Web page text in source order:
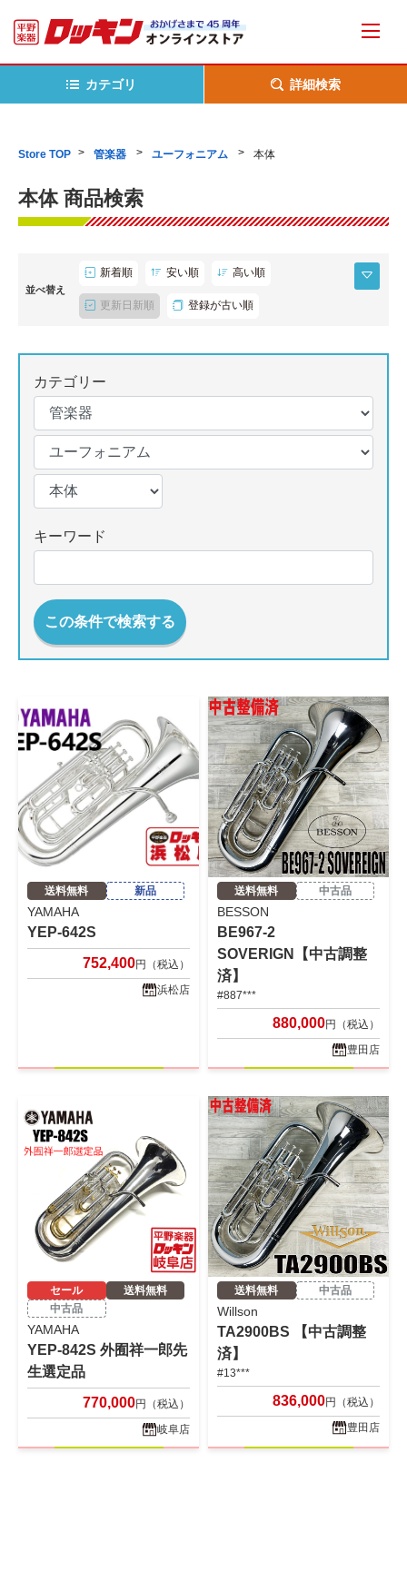
カテゴリ 詳細検索
Store TOP 管楽器 ユーフォニアム 本体
本体 商品検索
並べ替え
新着順 安い順 高い順
更新日新順 登録が古い順
カテゴリー
キーワード
この条件で検索する
送料無料 新品
YAMAHA
YEP-642S
752,400円（税込）
浜松店
送料無料 中古品
BESSON
BE967-2
SOVERIGN【中古調整
済】
#887***
880,000円（税込）
豊田店
セール
送料無料
中古品
YAMAHA
YEP-842S 外囿祥一郎先
生選定品
770,000円（税込）
岐阜店
送料無料 中古品
Willson
TA2900BS 【中古調整
済】
#13***
836,000円（税込）
豊田店